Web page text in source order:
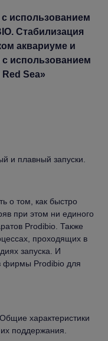
использованием
Стабилизация
аквариуме и
использованием
Sea»
и плавный запуски.
о том, как быстро
при этом ни единого
Prodibio. Также
проходящих в
запуска. И
фирмы Prodibio для
характеристики
поддержания.